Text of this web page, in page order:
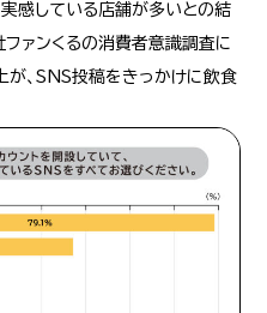
感している店舗が多いとの結
ファンくるの消費者意識調査に
が、SNS投稿をきっかけに飲食